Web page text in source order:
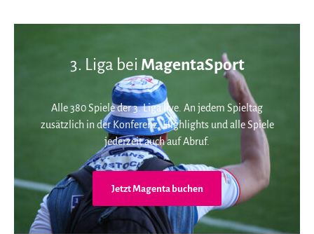
3. Liga bei MagentaSport
Alle 380 Spiele der 3. Liga live. An jedem Spieltag
zusätzlich in der Konferenz. Highlights und alle Spiele
jederzeit auch auf Abruf.
Jetzt Magenta buchen